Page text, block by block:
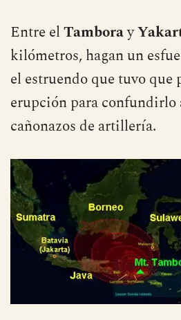
Entre elTamboray
kilómetros, hagan un
el estruendo que tuvo
erupción para confundirlo
cañonazos de artillería.